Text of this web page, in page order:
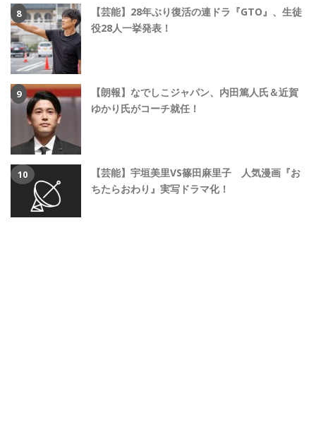
【芸能】28年ぶり復活の連ドラ『GTO』、生徒
役28人一挙発表！
【朗報】なでしこジャパン、内田篤人氏＆近賀
ゆかり氏がコーチ就任！
【芸能】宇垣美里VS篠田麻里子 人気漫画『お
ちたらおわり』実写ドラマ化！